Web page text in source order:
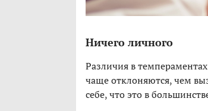
Ничего личного
Различия в
чаще отклоняются, чем
себе, что это в